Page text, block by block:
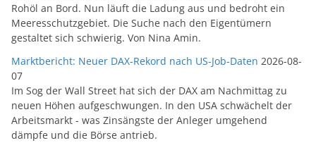
Rohöl an Bord. Nun läuft die Ladung aus und bedroht ein
Meeresschutzgebiet. Die Suche nach den Eigentümern
gestaltet sich schwierig. Von Nina Amin.
Marktbericht: Neuer DAX-Rekord nach US-Job-Daten 2026-08-
07
Im Sog der Wall Street hat sich der DAX am Nachmittag zu
neuen Höhen aufgeschwungen. In den USA schwächelt der
Arbeitsmarkt - was Zinsängste der Anleger umgehend
dämpfe und die Börse antrieb.